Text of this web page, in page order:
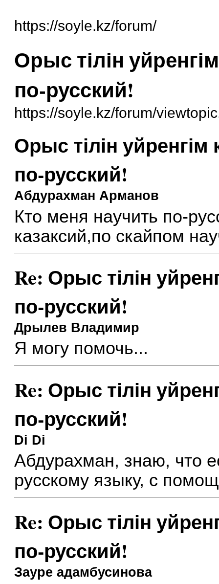
https://soyle.kz/forum/
Орыс тілін
по-русский!
https://soyle.kz/forum/
Орыс тілін
по-русский!
Абдурахман Арманов
Кто меня научить по-
казаксий,по скайпом
Re: Орыс тілін
по-русский!
Дрылев Владимир
Я могу помочь...
Re: Орыс тілін
по-русский!
Di Di
Абдурахман, знаю, что
русскому языку, с
Re: Орыс тілін
по-русский!
Зауре адамбусинова